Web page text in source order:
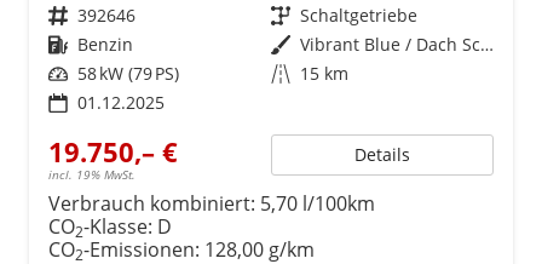
Fahrzeugnr. 392646 Getriebe Schaltgetriebe
Kraftstoff Benzin Außenfarbe
Vibrant Blue / Dach Schwarz
Leistung 58 kW (79 PS) Kilometerstand 15 km
01.12.2025
19.750,– €
incl. 19% MwSt.
Details
Verbrauch kombiniert: 5,70 l/100km
CO2-Klasse: D
CO2-Emissionen: 128,00 g/km